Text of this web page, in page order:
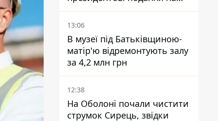
звільнення володаря
Троєщини Бахматова
13:06
В музеї під Батьківщиною-
матір'ю відремонтують залу
за 4,2 млн грн
12:38
На Оболоні почали чистити
струмок Сирець, звідки